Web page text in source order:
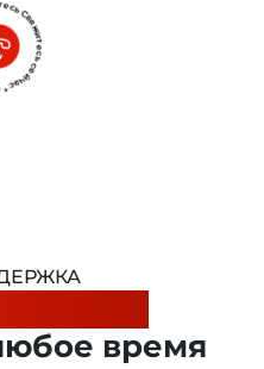
сейчас
время